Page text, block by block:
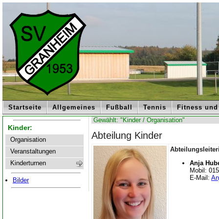
Startseite Allgemeines Fußball Tennis Fitness
Kinder:
Organisation
Veranstaltungen
Kinderturnen
Bilder
Gewählt: "Kinder / Organisation"
Abteilung Kinder
Anja
Mobil:
E-Mail: